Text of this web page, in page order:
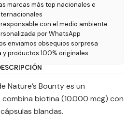
marcas más top nacionales e
con el medio ambiente
por WhatsApp
enviamos obsequios sorpresa
y productos 100% originales
Nature’s Bounty es un
biotina (10.000 mcg) con
blandas.